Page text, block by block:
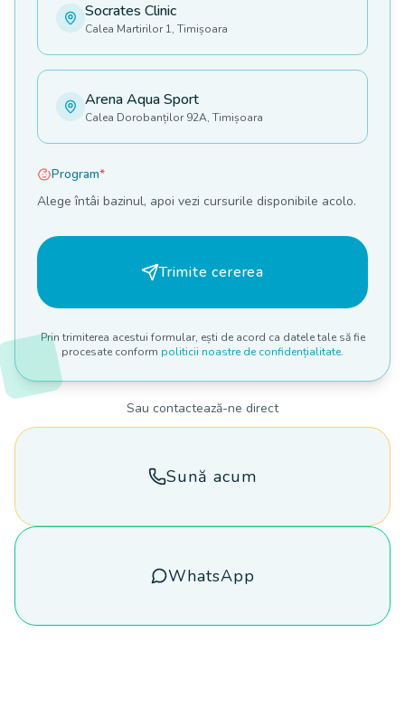
Socrates Clinic
Calea Martirilor 1, Timișoara
Arena Aqua Sport
Calea Dorobanților 92A, Timișoara
Program*
Alege întâi bazinul, apoi vezi cursurile disponibile acolo.
Trimite cererea
Prin trimiterea acestui formular, ești de acord ca datele tale să fie
procesate conform politicii noastre de confidențialitate.
Sau contactează-ne direct
Sună acum
WhatsApp